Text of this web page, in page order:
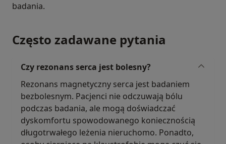
badania.
Często zadawane pytania
Czy rezonans serca jest bolesny?
Rezonans magnetyczny serca jest badaniem
bezbolesnym. Pacjenci nie odczuwają bólu
podczas badania, ale mogą doświadczać
dyskomfortu spowodowanego koniecznością
długotrwałego leżenia nieruchomo. Ponadto,